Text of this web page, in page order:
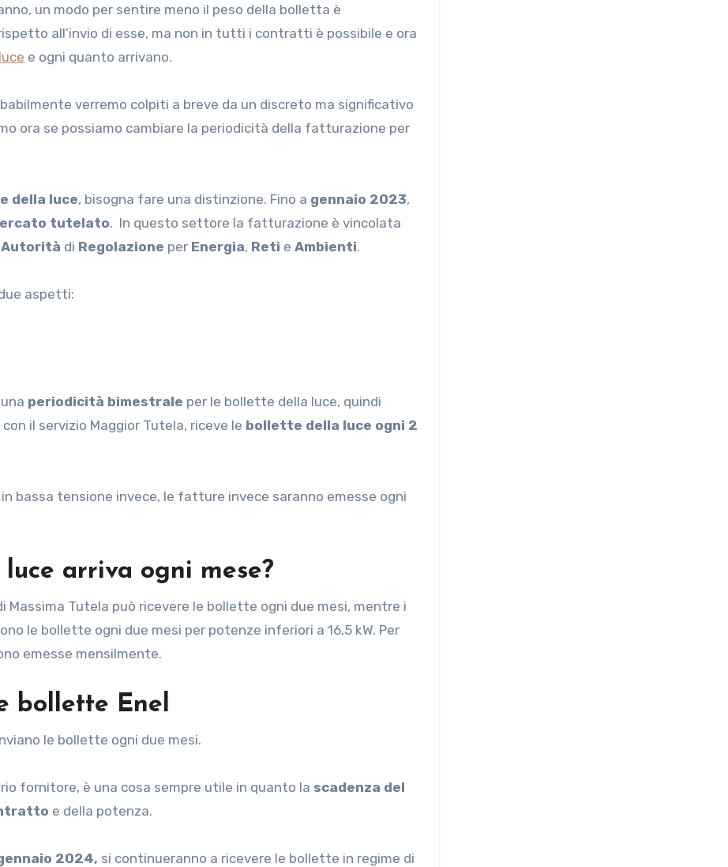
un modo per sentire meno il peso della bolletta è
all’invio di esse, ma non in tutti i contratti è possibile e ora
e ogni quanto arrivano.
verremo colpiti a breve da un discreto ma significativo
ora se possiamo cambiare la periodicità della fatturazione per
della luce, bisogna fare una distinzione. Fino a gennaio 2023,
tutelato. In questo settore la fatturazione è vincolata
Autorità di Regolazione per Energia, Reti e Ambienti.
aspetti:
periodicità bimestrale per le bollette della luce, quindi
il servizio Maggior Tutela, riceve le bollette della luce ogni 2
bassa tensione invece, le fatture invece saranno emesse ogni
arriva ogni mese?
Tutela può ricevere le bollette ogni due mesi, mentre i
le bollette ogni due mesi per potenze inferiori a 16,5 kW. Per
emesse mensilmente.
bollette Enel
le bollette ogni due mesi.
fornitore, è una cosa sempre utile in quanto la scadenza del
e della potenza.
2024, si continueranno a ricevere le bollette in regime di